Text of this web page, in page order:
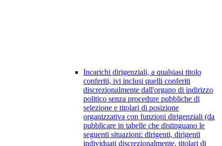
Incarichi dirigenziali, a qualsiasi titolo
conferiti, ivi inclusi quelli conferiti
discrezionalmente dall'organo di indirizzo
politico senza procedure pubbliche di
selezione e titolari di posizione
organizzativa con funzioni dirigenziali (da
pubblicare in tabelle che distinguano le
seguenti situazioni: dirigenti, dirigenti
individuati discrezionalmente, titolari di